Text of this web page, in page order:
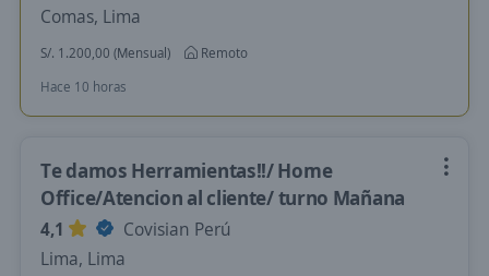
Comas, Lima
S/. 1.200,00 (Mensual)
Remoto
Hace 10 horas
Te damos Herramientas!!/ Home
Office/Atencion al cliente/ turno Mañana
4,1
Covisian Perú
Lima, Lima